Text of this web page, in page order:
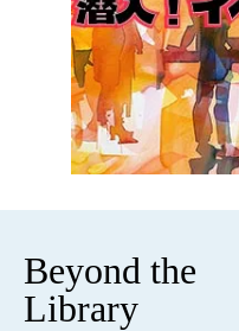
Beyond the
Library